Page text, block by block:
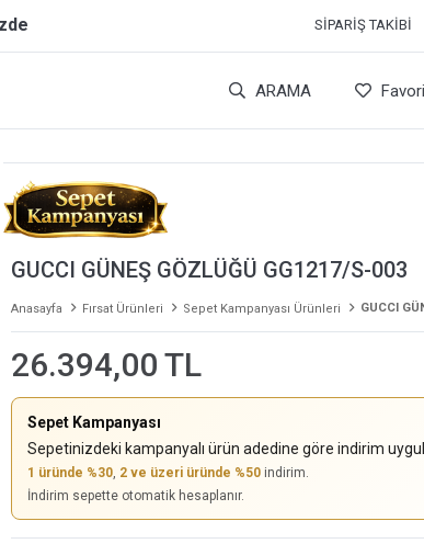
SIPARIŞ TAKIBI
ARAMA
GUCCI GÜNEŞ GÖZLÜĞÜ GG1217/S-003
Anasayfa Fırsat Ürünleri Sepet Kampanyası Ürünleri GUCCI
26.394,00 TL
Sepet Kampanyası
Sepetinizdeki kampanyalı ürün adedine göre indirim
1 üründe %30, 2 ve üzeri üründe %50indirim.
İndirim sepette otomatik hesaplanır.